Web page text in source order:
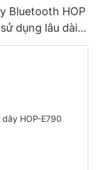
Bluetooth HOP
dụng lâu dài,